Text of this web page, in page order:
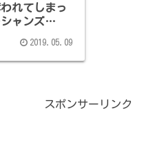
れてしまっ
ャンズ
）」全体の
2019.05.09
スポンサーリンク